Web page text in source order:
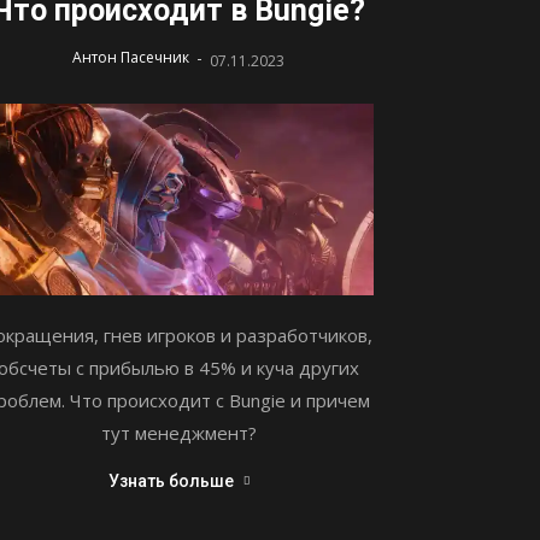
происходит в Bungie?
Антон Пасечник - 07.11.2023
гнев игроков и разработчиков,
с прибылью в 45% и куча других
Что происходит с Bungie и причем
тут менеджмент?
Узнать больше